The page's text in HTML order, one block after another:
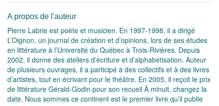
A propos de l'auteur
Pierre Labrie est poète et musicien. En 1997-1998, il a dirigé
L’Oignon, un journal de création et d’opinions, lors de ses études
en littérature à l’Université du Québec à Trois-Rivières. Depuis
2002, il donne des ateliers d’écriture et d’alphabétisation. Auteur
de plusieurs ouvrages, il a participé à des collectifs et à des livres
d’artistes, tout en écrivant pour le théâtre. En 2005, il reçoit le prix
de littérature Gérald-Godin pour son recueil À minuit, changez la
date. Nous sommes ce continent est le premier livre qu’il publie